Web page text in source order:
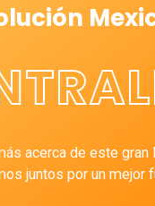
acerca de este
juntos por un mejor